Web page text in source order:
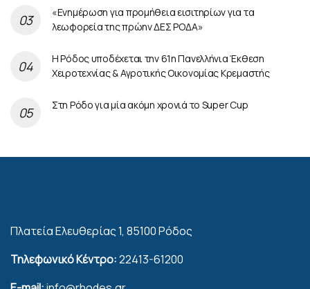
«Ενημέρωση για προμήθεια εισιτηρίων για τα
λεωφορεία της πρώην ΔΕΣ ΡΟΔΑ»
Η Ρόδος υποδέχεται την 61η Πανελλήνια Έκθεση
Χειροτεχνίας & Αγροτικής Οικονομίας Κρεμαστής
Στη Ρόδο για μία ακόμη χρονιά το Super Cup
Πλατεία Ελευθερίας 1, 85100 Ρόδος
Τηλεφωνικό Κέντρο:22413-61200